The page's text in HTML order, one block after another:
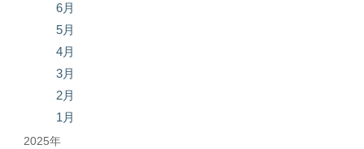
6月
5月
4月
3月
2月
1月
2025年